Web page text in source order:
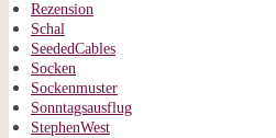
Rezension
Schal
SeededCables
Socken
Sockenmuster
Sonntagsausflug
StephenWest